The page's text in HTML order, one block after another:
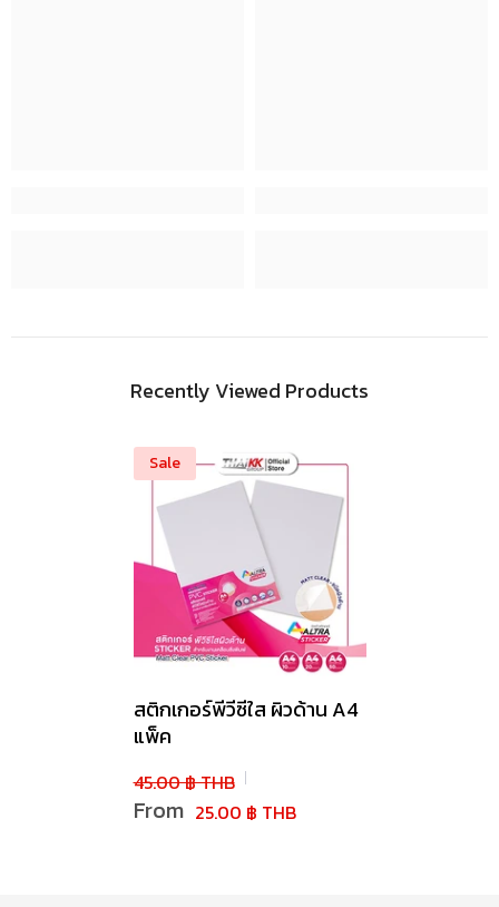
Recently Viewed Products
Sale
สติกเกอร์พีวีซีใส ผิวด้าน A4
แพ็ค
45.00 ฿ THB
From 25.00 ฿ THB